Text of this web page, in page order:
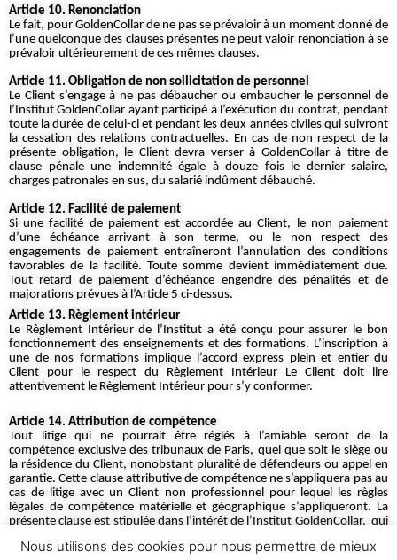
Article 10. Renonciation
Le fait, pour GoldenCollar de ne pas se prévaloir à un moment donné de
l’une quelconque des clauses présentes ne peut valoir renonciation à se
prévaloir ultérieurement de ces mêmes clauses.
Article 11. Obligation de non sollicitation de personnel
Le Client s’engage à ne pas débaucher ou embaucher le personnel de
l’Institut GoldenCollar ayant participé à l’exécution du contrat, pendant
toute la durée de celui-ci et pendant les deux années civiles qui suivront
la cessation des relations contractuelles. En cas de non respect de la
présente obligation, le Client devra verser à GoldenCollar à titre de
clause pénale une indemnité égale à douze fois le dernier salaire,
charges patronales en sus, du salarié indûment débauché.
Article 12. Facilité de paiement
Si une facilité de paiement est accordée au Client, le non paiement
d’une échéance arrivant à son terme, ou le non respect des
engagements de paiement entraîneront l’annulation des conditions
favorables de la facilité. Toute somme devient immédiatement due.
Tout retard de paiement d’échéance engendre des pénalités et de
majorations prévues à l’Article 5 ci-dessus.
Article 13. Règlement intérieur
Le Règlement Intérieur de l’Institut a été conçu pour assurer le bon
fonctionnement des enseignements et des formations. L’inscription à
une de nos formations implique l’accord express plein et entier du
Client pour le respect du Règlement Intérieur Le Client doit lire
attentivement le Règlement Intérieur pour s’y conformer.
Article 14. Attribution de compétence
Tout litige qui ne pourrait être réglés à l’amiable seront de la
compétence exclusive des tribunaux de Paris, quel que soit le siège ou
la résidence du Client, nonobstant pluralité de défendeurs ou appel en
garantie. Cette clause attributive de compétence ne s’appliquera pas au
cas de litige avec un Client non professionnel pour lequel les règles
légales de compétence matérielle et géographique s’appliqueront. La
présente clause est stipulée dans l’intérêt de l’Institut GoldenCollar, qui
Nous utilisons des cookies pour nous permettre de mieux